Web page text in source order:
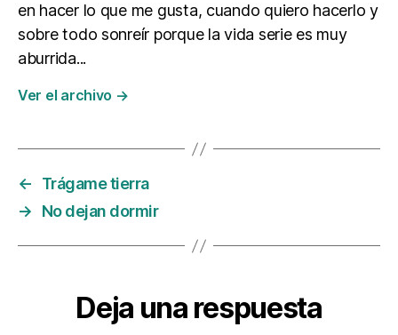
en hacer lo que me gusta, cuando quiero hacerlo y
sobre todo sonreír porque la vida serie es muy
aburrida...
Ver el archivo →
←
Trágame tierra
→
No dejan dormir
Deja una respuesta